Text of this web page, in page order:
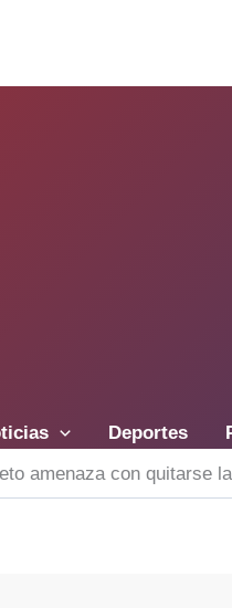
Deportes
amenaza con quitarse